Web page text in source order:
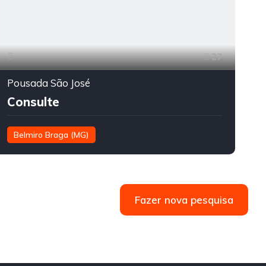
27
Pousada São José
Consulte
Belmiro Braga (MG)
Fazer nova pesquisa